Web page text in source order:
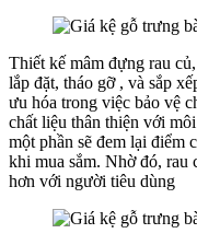
Thiết kế mâm đựng rau
lắp đặt, tháo gỡ , và sắp
ưu hóa trong việc bảo vệ
chất liệu thân thiện với
một phần sẽ đem lại điểm
khi mua sắm. Nhờ đó, rau
hơn với người tiêu dùng